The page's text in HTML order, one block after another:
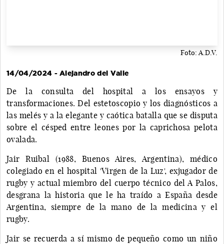
Foto: A.D.V.
14/04/2024 - Alejandro del Valle
De la consulta del hospital a los ensayos y
transformaciones. Del estetoscopio y los diagnósticos a
las melés y a la elegante y caótica batalla que se disputa
sobre el césped entre leones por la caprichosa pelota
ovalada.
Jair Ruibal (1988, Buenos Aires, Argentina), médico
colegiado en el hospital 'Virgen de la Luz', exjugador de
rugby y actual miembro del cuerpo técnico del A Palos,
desgrana la historia que le ha traído a España desde
Argentina, siempre de la mano de la medicina y el
rugby.
Jair se recuerda a sí mismo de pequeño como un niño